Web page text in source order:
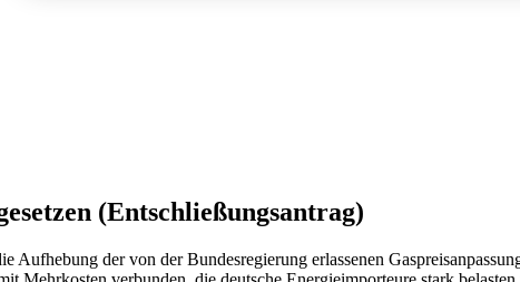
(Entschließungsantrag)
Aufhebung der von der Bundesregierung erlassenen